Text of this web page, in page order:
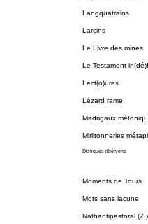
Langquatrains
Larcins
Le Livre des mines
Le Testament
Lect(o)ures
Lézard rame
Madrigaux
Mirlitonneries
Distiques ribéryens
Moments de Tours
Mots sans lacune
Nathantipastoral (Z.)